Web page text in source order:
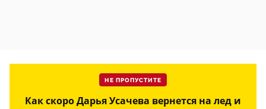
НЕ ПРОПУСТИТЕ
Как скоро Дарья Усачева вернется на лед и